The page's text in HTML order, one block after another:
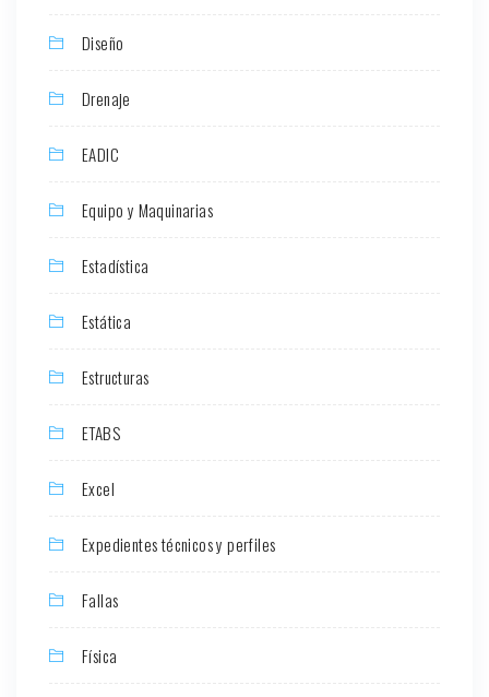
Diseño
Drenaje
EADIC
Equipo y Maquinarias
Estadística
Estática
Estructuras
ETABS
Excel
Expedientes técnicos y perfiles
Fallas
Física